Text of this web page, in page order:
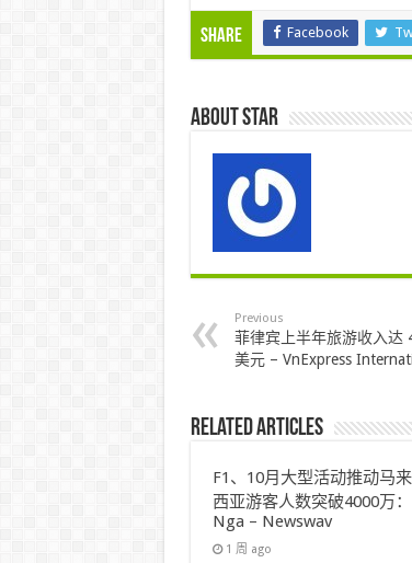
Share Facebook
About star
Previous
菲律宾上半年旅游收入达
美元 – VnExpress
Related Articles
F1、10月大型活动推动马来
西亚游客人数突破4000万：
Nga – Newswav
1 周 ago